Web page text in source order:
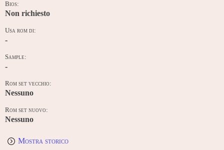
Bios:
Non richiesto
Usa rom di:
-
Sample:
-
Rom set vecchio:
Nessuno
Rom set nuovo:
Nessuno
Mostra storico